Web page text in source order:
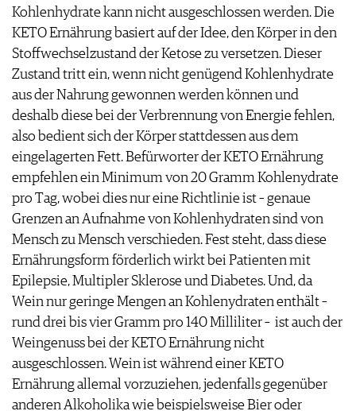
Kohlenhydrate kann nicht ausgeschlossen werden. Die
KETO Ernährung basiert auf der Idee, den Körper in den
Stoffwechselzustand der Ketose zu versetzen. Dieser
Zustand tritt ein, wenn nicht genügend Kohlenhydrate
aus der Nahrung gewonnen werden können und
deshalb diese bei der Verbrennung von Energie fehlen,
also bedient sich der Körper stattdessen aus dem
eingelagerten Fett. Befürworter der KETO Ernährung
empfehlen ein Minimum von 20 Gramm Kohlenydrate
pro Tag, wobei dies nur eine Richtlinie ist – genaue
Grenzen an Aufnahme von Kohlenhydraten sind von
Mensch zu Mensch verschieden. Fest steht, dass diese
Ernährungsform förderlich wirkt bei Patienten mit
Epilepsie, Multipler Sklerose und Diabetes. Und, da
Wein nur geringe Mengen an Kohlenydraten enthält –
rund drei bis vier Gramm pro 140 Milliliter – ist auch der
Weingenuss bei der KETO Ernährung nicht
ausgeschlossen. Wein ist während einer KETO
Ernährung allemal vorzuziehen, jedenfalls gegenüber
anderen Alkoholika wie beispielsweise Bier oder